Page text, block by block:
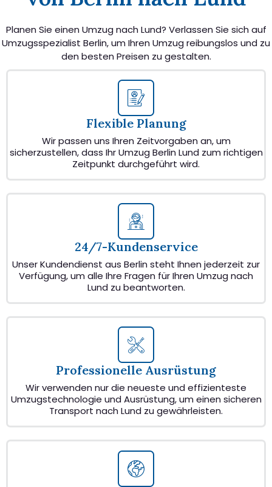
Planen Sie einen Umzug nach Lund? Verlassen Sie sich auf
Umzugsspezialist Berlin, um Ihren Umzug reibungslos und zu
den besten Preisen zu gestalten.
Flexible Planung
Wir passen uns Ihren Zeitvorgaben an, um
sicherzustellen, dass Ihr Umzug Berlin Lund zum richtigen
Zeitpunkt durchgeführt wird.
24/7-Kundenservice
Unser Kundendienst aus Berlin steht Ihnen jederzeit zur
Verfügung, um alle Ihre Fragen für Ihren Umzug nach
Lund zu beantworten.
Professionelle Ausrüstung
Wir verwenden nur die neueste und effizienteste
Umzugstechnologie und Ausrüstung, um einen sicheren
Transport nach Lund zu gewährleisten.